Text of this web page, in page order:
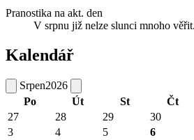
Pranostika na akt. den
V srpnu již nelze slunci mnoho věřit.
Kalendář
Srpen2026
Po
Út St Čt
27
28 29 30
3
4 5 6